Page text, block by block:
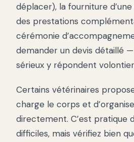
déplacer), la fourniture
des prestations
cérémonie
demander un devis détaillé
sérieux y répondent
Certains vétérinaires
charge le corps et
directement. C’est pratique
difficiles, mais vérifiez bien